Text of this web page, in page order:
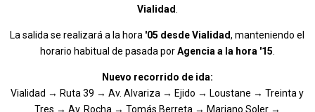
Vialidad
La salida se realizará a la hora '05 desde Vialidad, manteniendo el
horario habitual de pasada porAgencia a la hora '15
Nuevo recorrido de ida:
Vialidad → Ruta 39 → Av. Alvariza → Ejido → Loustane → Treinta y
Tres → Av. Rocha → Tomás Berreta → Mariano Soler →